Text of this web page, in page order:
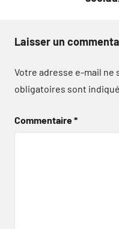
Laisser un
Votre adresse e-mail ne
obligatoires sont
Commentaire*